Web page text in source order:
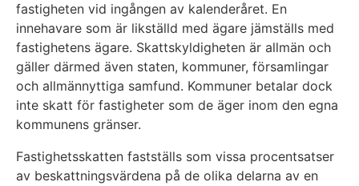
fastigheten vid ingången av kalenderåret. En
innehavare som är likställd med ägare jämställs med
fastighetens ägare. Skattskyldigheten är allmän och
gäller därmed även staten, kommuner, församlingar
och allmännyttiga samfund. Kommuner betalar dock
inte skatt för fastigheter som de äger inom den egna
kommunens gränser.
Fastighetsskatten fastställs som vissa procentsatser
av beskattningsvärdena på de olika delarna av en